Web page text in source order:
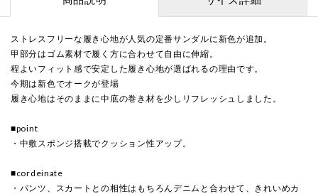
ストレスフリーな履き心地が人気の定番サンダルに新色が追加。
甲部分はゴム素材で履く方に合わせて自由に伸縮。
程よいフィット感で安定した履き心地が選ばれるの理由です。
今期は新色でオークが登場
履き心地はそのままに中底の巻き材を少しリフレッシュしました。
■point
・中敷スポンジ搭載でクッション性アップ。
■cordeinate
・パンツ、スカートとの相性はもちろんデニムと合わせて、きれいめカ